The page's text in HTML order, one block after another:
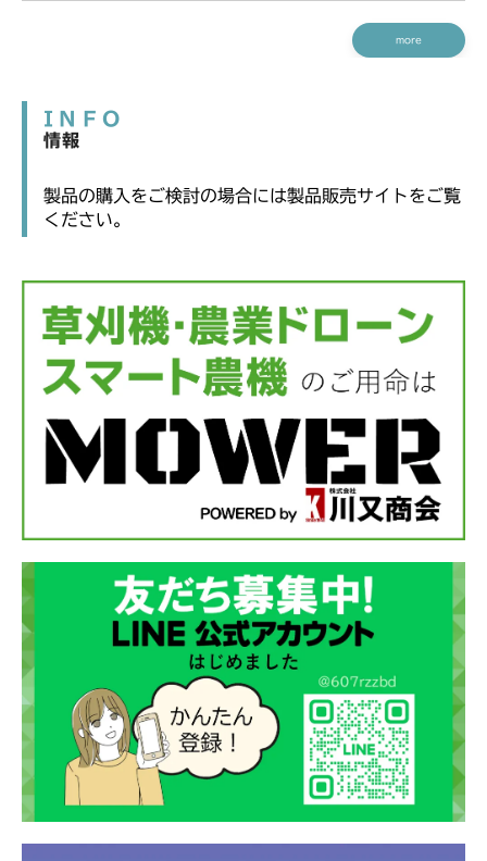
more
INFO
情報
製品の購入をご検討の場合には製品販売サイトをご覧
ください。